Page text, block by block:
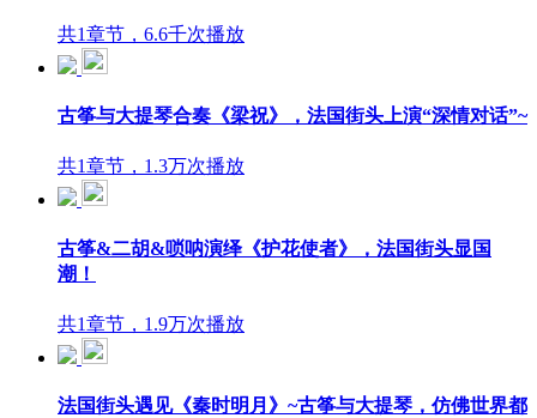
共1章节，6.6千次播放
古筝与大提琴合奏《梁祝》，法国街头上演“深情对话”~
共1章节，1.3万次播放
古筝&二胡&唢呐演绎《护花使者》，法国街头显国
潮！
共1章节，1.9万次播放
法国街头遇见《秦时明月》~古筝与大提琴，仿佛世界都